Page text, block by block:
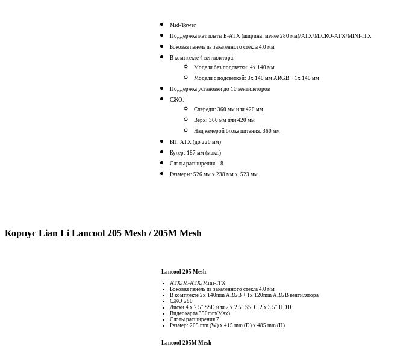
Mid-Tower
Поддержка мат. платы E-ATX (ширина: менее 280 мм)/ATX/MICRO-ATX/MINI-ITX
Боковая панель из закаленного стекла 4.0 мм
В комплекте 4 вентилятора:
Модели без подсветки: 4x 140 мм
Модели с подсветкой: 3x 140 мм ARGB + 1x 140 мм
Поддержка установки до 10 вентиляторов
СЖО:
Спереди: 360 мм или 420 мм
Верх: 360 мм или 420 мм
Над камерой блока питания: 360 мм
БП: ATX (до 220 мм)
Кулер: 187 мм (макс.)
Слоты расширения - 8
Размеры: 526 мм x 238 мм x 523 мм
Корпус Lian Li Lancool 205 Mesh / 205M Mesh
Lancool 205 Mesh:
ATX/M-ATX/Mini-ITX
Боковая панель из закаленного стекла 4.0 мм
В комплекте 2x 140mm ARGB + 1x 120mm ARGB вентилятора
СЖО 280
Диски 4 x 2.5″ SSD или 2 x 2.5″ SSD+ 2 x 3.5″ HDD
Видеокарта 350mm(Max)
Слоты расширения 7
Размер: 205 mm (W) x 415 mm (D) x 485 mm (H)
Lancool 205М Mesh